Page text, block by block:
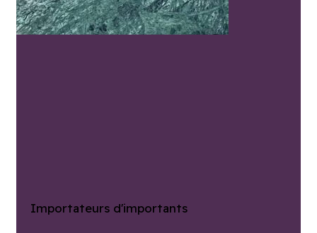
Importateurs d'importants